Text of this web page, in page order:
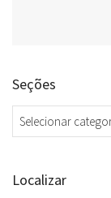
Seções
Seções
Localizar